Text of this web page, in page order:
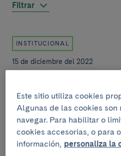
Filtrar
INSTITUCIONAL
15 de diciembre del 2022
Clínic gana el
Soria Melguizo
El jurado destaca la
investigadora y su
diagnóstico de
Este sitio utiliza cookies
Algunas de las cookies son
navegar. Para habilitar o
cookies accesorias, o para
información, personaliza la